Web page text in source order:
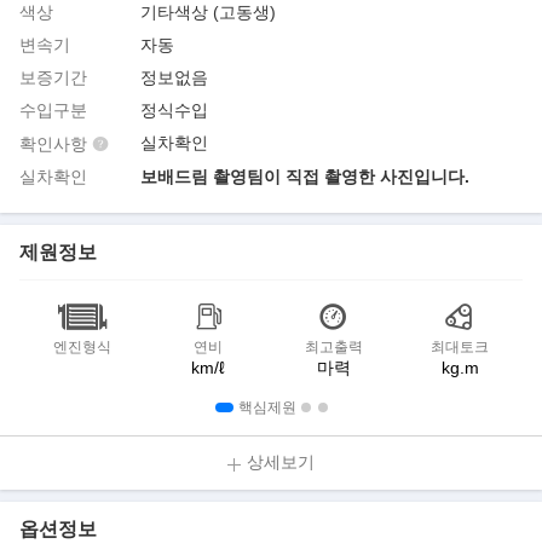
색상
기타색상 (고동생)
변속기
자동
보증기간
정보없음
수입구분
정식수입
확인사항
실차확인
실차확인
보배드림 촬영팀이 직접 촬영한 사진입니다.
제원정보
엔진형식 연비
km/ℓ
최고출력
마력
최대토크
kg.m
핵심제원
상세보기
옵션정보